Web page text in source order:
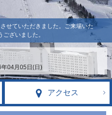
せていただきました。ご来場いた
ございました。
04月05日(日)
アクセス